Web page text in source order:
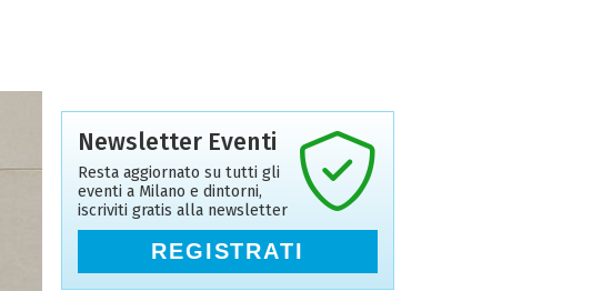
Newsletter Eventi
Resta aggiornato su tutti gli
eventi a Milano e dintorni,
iscriviti gratis alla newsletter
REGISTRATI